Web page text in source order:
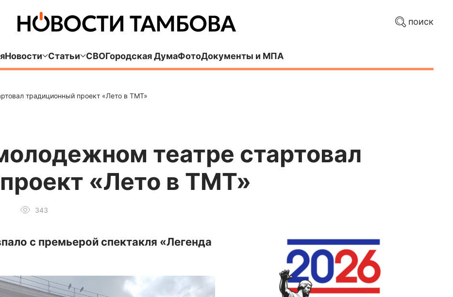
поиск
Новости Статьи СВОГородская ДумаФотоДокументы и МПА
традиционный проект «Лето в ТМТ»
театре стартовал
«Лето в ТМТ»
343
с премьерой спектакля «Легенда